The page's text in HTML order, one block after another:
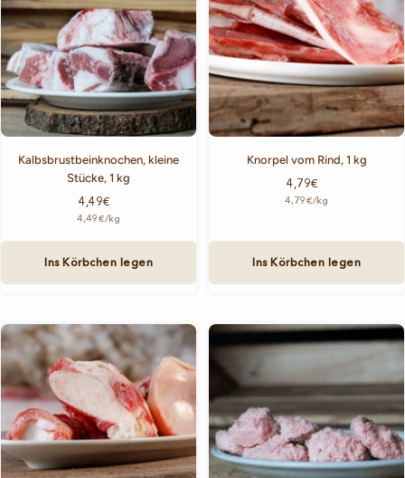
Kalbsbrustbeinknochen, kleine
Stücke, 1 kg
Angebotspreis
4,49€
4,49€/kg
Ins Körbchen legen
Knorpel vom Rind, 1 kg
Angebotspreis
4,79€
4,79€/kg
Ins Körbchen legen